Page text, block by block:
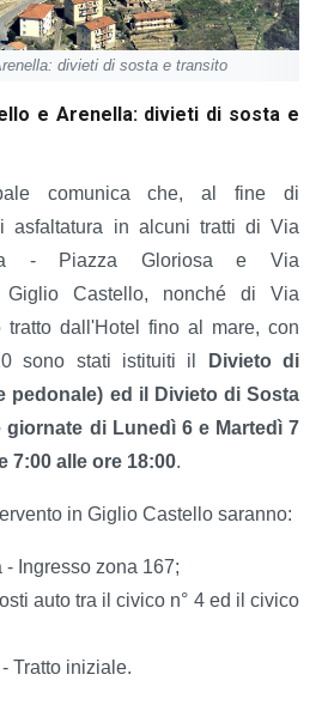
divieti di sosta e transito
e Arenella: divieti di sosta e
comunica che, al fine di
asfaltatura in alcuni tratti di Via
- Piazza Gloriosa e Via
Giglio Castello, nonché di Via
tratto dall'Hotel fino al mare, con
sono stati istituiti il
Divieto di
pedonale) ed il Divieto di Sosta
giornate di Lunedì 6 e Martedì 7
7:00 alle ore 18:00.
in Giglio Castello saranno:
Ingresso zona 167;
auto tra il civico n° 4 ed il civico
Tratto iniziale.